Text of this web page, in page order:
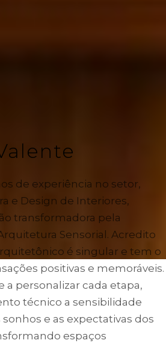
de experiência no setor,
e Design de Interiores,
transformadora pela
Sensorial. Acredito
é singular e tem o
positivas e memoráveis.
a personalizar cada etapa,
técnico a sensibilidade
e as expectativas dos
espaços